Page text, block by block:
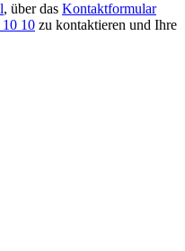
, über das Kontaktformular
10 zu kontaktieren und Ihre